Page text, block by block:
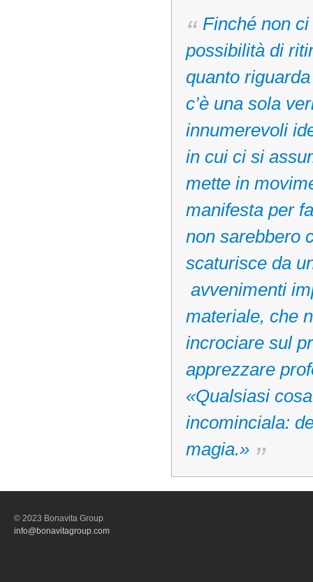
Finché non
possibilità di
quanto
c’è una sola
innumerevoli
in cui ci si
mette in
manifesta per
non sarebbero
scaturisce da
avvenimenti
materiale, che
incrociare sul
apprezzare
«Qualsiasi
incominciala:
magia.»
© 2023 Bonavita Group
info@bonavitagroup.com